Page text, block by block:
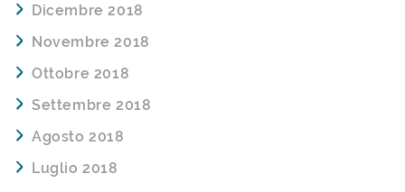
Dicembre 2018
Novembre 2018
Ottobre 2018
Settembre 2018
Agosto 2018
Luglio 2018